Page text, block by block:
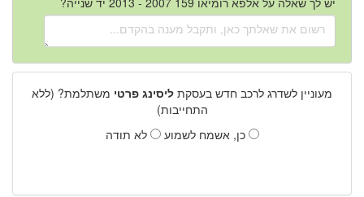
מעוניין לשדרג לרכב חדש בעסקת ליסינג פרטי משתלמת? (ללא
התחייבות)
כן, אשמח לשמוע
לא תודה